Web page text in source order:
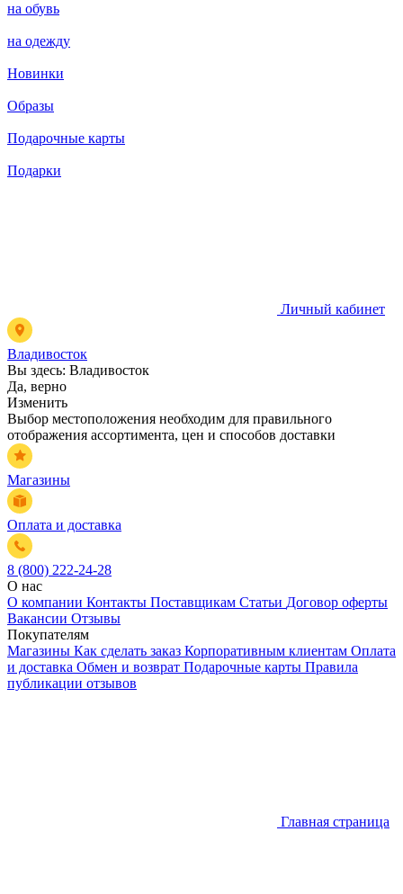
на обувь
на одежду
Новинки
Образы
Подарочные карты
Подарки
Личный кабинет
Владивосток
Вы здесь: Владивосток
Да, верно
Изменить
Выбор местоположения необходим для правильного
отображения ассортимента, цен и способов доставки
Магазины
Оплата и доставка
8 (800) 222-24-28
О нас
О компании Контакты Поставщикам Статьи Договор оферты
Вакансии Отзывы
Покупателям
Магазины Как сделать заказ Корпоративным клиентам Оплата
и доставка Обмен и возврат Подарочные карты Правила
публикации отзывов
Главная страница